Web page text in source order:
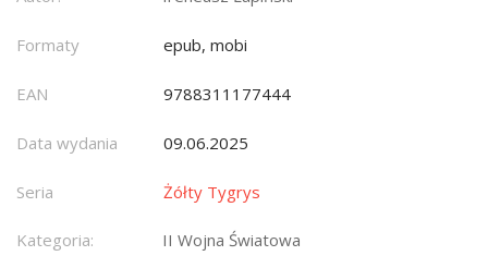
Formaty epub, mobi
EAN 9788311177444
Data wydania 09.06.2025
Seria Żółty Tygrys
Kategoria: II Wojna Światowa